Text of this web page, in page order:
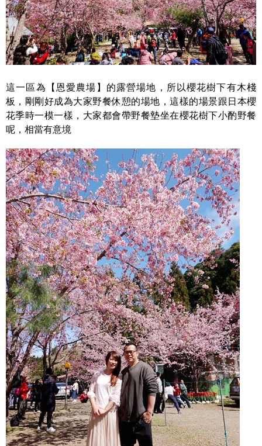
這一區為【恩愛農場】的露營場地，所以櫻花樹下有木棧
板，剛剛好成為大家野餐休憩的場地，這樣的場景跟日本櫻
花季時一模一樣，大家都會帶野餐墊坐在櫻花樹下小酌野餐
呢，相當有意境